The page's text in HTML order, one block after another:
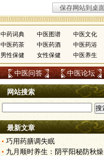
中药词典 中医图谱
中医文化
中医药茶 中医药酒
中医药浴
男性保健 女性保健 中医养生
中医问答 中医论坛
网站搜索
最新文章
巧用药膳调失眠
九月顺时养生：阴平阳秘防秋燥